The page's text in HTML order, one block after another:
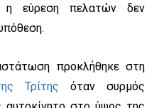
η εύρεση πελατών δεν
προκλήθηκε στη
Τρίτης όταν συρμός